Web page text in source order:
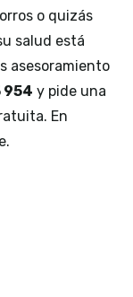
o quizás
salud está
asesoramiento
954 y pide una
En